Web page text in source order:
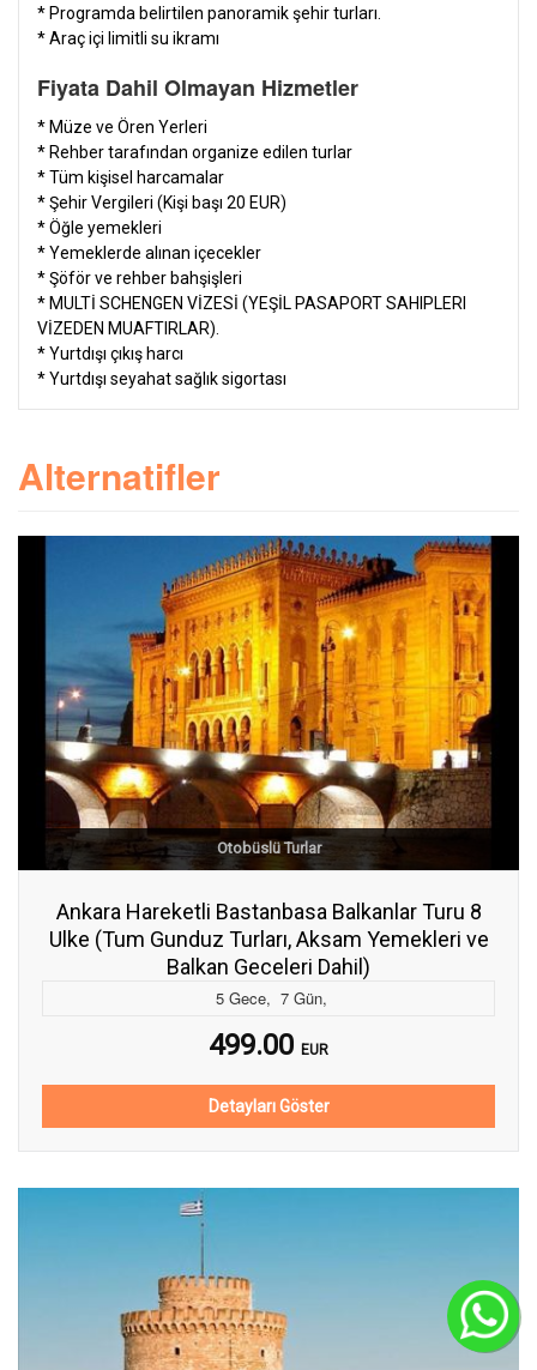
* Programda belirtilen panoramik şehir turları.
* Araç içi limitli su ikramı
Fiyata Dahil Olmayan Hizmetler
* Müze ve Ören Yerleri
* Rehber tarafından organize edilen turlar
* Tüm kişisel harcamalar
* Şehir Vergileri (Kişi başı 20 EUR)
* Öğle yemekleri
* Yemeklerde alınan içecekler
* Şöför ve rehber bahşişleri
* MULTİ SCHENGEN VİZESİ (YEŞİL PASAPORT SAHIPLERI
VİZEDEN MUAFTIRLAR).
* Yurtdışı çıkış harcı
* Yurtdışı seyahat sağlık sigortası
Alternatifler
Otobüslü Turlar
Ankara Hareketli Bastanbasa Balkanlar Turu 8
Ulke (Tum Gunduz Turları, Aksam Yemekleri ve
Balkan Geceleri Dahil)
5 Gece, 7 Gün,
499.00 EUR
Detayları Göster
C